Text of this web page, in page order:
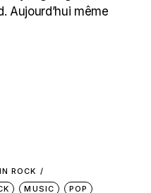
Aujourd’hui même
ROCK
MUSIC POP